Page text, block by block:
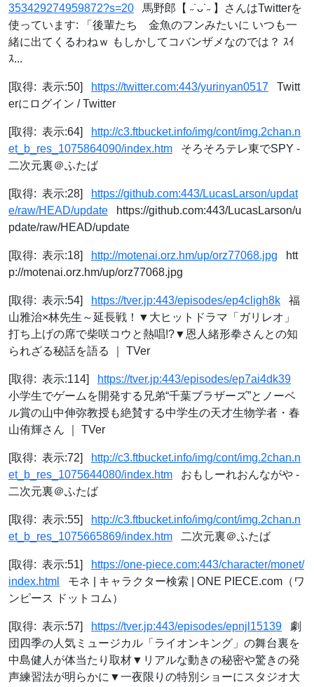
353429274959872?s=20 馬野郎【 ˶˙ᴗ˙˶ 】さんはTwitterを
使っています: 「後輩たち 金魚のフンみたいに いつも一
緒に出てくるわねｗ もしかしてコバンザメなのでは？ ｽｲ
ｽ...
[取得: 表示:50] https://twitter.com:443/yurinyan0517 Twitt
erにログイン / Twitter
[取得: 表示:64]
http://c3.ftbucket.info/img/cont/img.2chan.n
et_b_res_1075864090/index.htm そろそろテレ東でSPY -
二次元裏＠ふたば
[取得: 表示:28]
https://github.com:443/LucasLarson/updat
e/raw/HEAD/update https://github.com:443/LucasLarson/u
pdate/raw/HEAD/update
[取得: 表示:18] http://motenai.orz.hm/up/orz77068.jpg htt
p://motenai.orz.hm/up/orz77068.jpg
[取得: 表示:54] https://tver.jp:443/episodes/ep4cligh8k 福
山雅治×林先生～延長戦！▼大ヒットドラマ「ガリレオ」
打ち上げの席で柴咲コウと熱唱!?▼恩人緒形拳さんとの知
られざる秘話を語る ｜ TVer
[取得: 表示:114]
https://tver.jp:443/episodes/ep7ai4dk39
小学生でゲームを開発する兄弟“千葉ブラザーズ”とノーベ
ル賞の山中伸弥教授も絶賛する中学生の天才生物学者・春
山侑輝さん ｜ TVer
[取得: 表示:72]
http://c3.ftbucket.info/img/cont/img.2chan.n
et_b_res_1075644080/index.htm おもしーれおんながや -
二次元裏＠ふたば
[取得: 表示:55]
http://c3.ftbucket.info/img/cont/img.2chan.n
et_b_res_1075665869/index.htm 二次元裏＠ふたば
[取得: 表示:51]
https://one-piece.com:443/character/monet/
index.html
モネ | キャラクター検索 | ONE PIECE.com（ワ
ンピース ドットコム）
[取得: 表示:57] https://tver.jp:443/episodes/epnjl15139 劇
団四季の人気ミュージカル「ライオンキング」の舞台裏を
中島健人が体当たり取材▼リアルな動きの秘密や驚きの発
声練習法が明らかに▼一夜限りの特別ショーにスタジオ大